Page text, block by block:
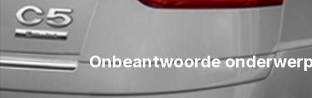
Onbeantwoorde